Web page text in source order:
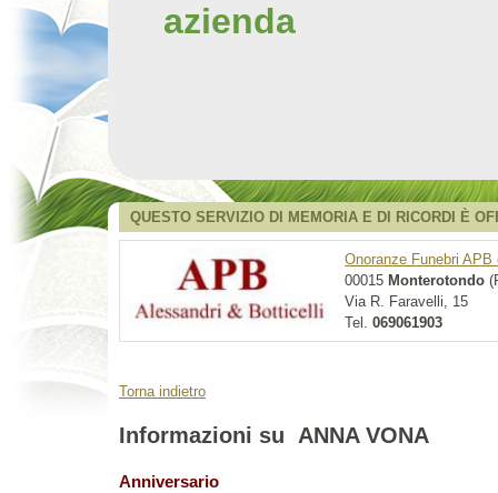
azienda
QUESTO SERVIZIO DI MEMORIA E DI RICORDI È
Onoranze Funebri
00015 Monterotondo
Via R. Faravelli, 15
Tel.069061903
Torna indietro
Informazioni su ANNA VONA
Anniversario